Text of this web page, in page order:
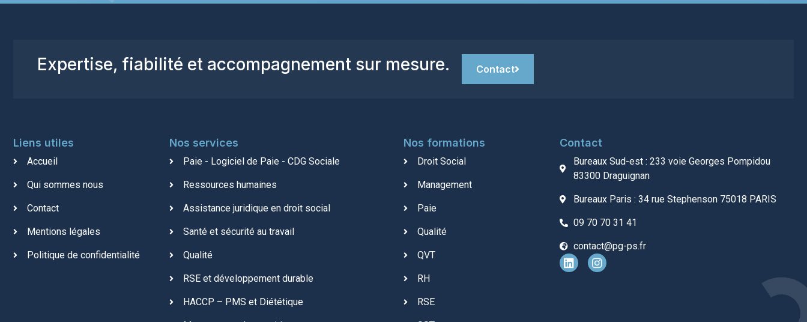
Expertise, fiabilité et accompagnement sur mesure. Contact
Liens utiles
Accueil
Qui sommes nous
Contact
Mentions légales
Politique de confidentialité
Nos services
Paie - Logiciel de Paie - CDG Sociale
Ressources humaines
Assistance juridique en droit social
Santé et sécurité au travail
Qualité
RSE et développement durable
HACCP – PMS et Diététique
Nos formations
Droit Social
Management
Paie
Qualité
QVT
RH
RSE
Contact
Bureaux Sud-est : 233 voie Georges Pompidou
83300 Draguignan
Bureaux Paris : 34 rue Stephenson 75018 PARIS
09 70 70 31 41
contact@pg-ps.fr